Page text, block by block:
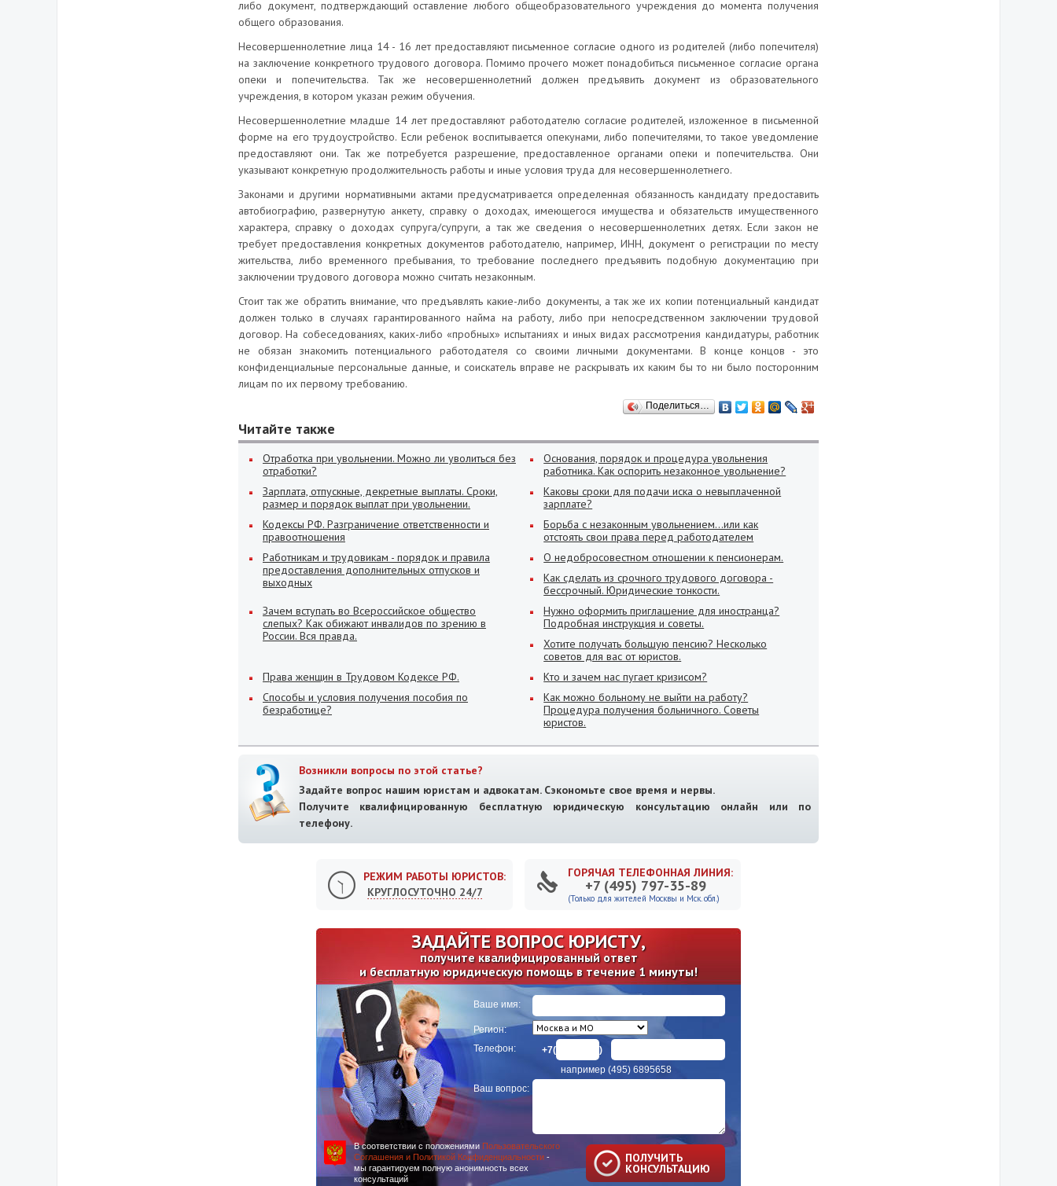
либо документ, подтверждающий оставление любого общеобразовательного учреждения до момента получения
общего образования.
Несовершеннолетние лица 14 - 16 лет предоставляют письменное согласие одного из родителей (либо попечителя)
на заключение конкретного трудового договора. Помимо прочего может понадобиться письменное согласие органа
опеки и попечительства. Так же несовершеннолетний должен предъявить документ из образовательного
учреждения, в котором указан режим обучения.
Несовершеннолетние младше 14 лет предоставляют работодателю согласие родителей, изложенное в письменной
форме на его трудоустройство. Если ребенок воспитывается опекунами, либо попечителями, то такое уведомление
предоставляют они. Так же потребуется разрешение, предоставленное органами опеки и попечительства. Они
указывают конкретную продолжительность работы и иные условия труда для несовершеннолетнего.
Законами и другими нормативными актами предусматривается определенная обязанность кандидату предоставить
автобиографию, развернутую анкету, справку о доходах, имеющегося имущества и обязательств имущественного
характера, справку о доходах супруга/супруги, а так же сведения о несовершеннолетних детях. Если закон не
требует предоставления конкретных документов работодателю, например, ИНН, документ о регистрации по месту
жительства, либо временного пребывания, то требование последнего предъявить подобную документацию при
заключении трудового договора можно считать незаконным.
Стоит так же обратить внимание, что предъявлять какие-либо документы, а так же их копии потенциальный кандидат
должен только в случаях гарантированного найма на работу, либо при непосредственном заключении трудовой
договор. На собеседованиях, каких-либо «пробных» испытаниях и иных видах рассмотрения кандидатуры, работник
не обязан знакомить потенциального работодателя со своими личными документами. В конце концов - это
конфиденциальные персональные данные, и соискатель вправе не раскрывать их каким бы то ни было посторонним
лицам по их первому требованию.
Поделиться…
Читайте также
Отработка при увольнении. Можно ли уволиться без
отработки?
Основания, порядок и процедура увольнения
работника. Как оспорить незаконное увольнение?
Зарплата, отпускные, декретные выплаты. Сроки,
размер и порядок выплат при увольнении.
Каковы сроки для подачи иска о невыплаченной
зарплате?
Кодексы РФ. Разграничение ответственности и
правоотношения
Борьба с незаконным увольнением...или как
отстоять свои права перед работодателем
Работникам и трудовикам - порядок и правила
предоставления дополнительных отпусков и
выходных
О недобросовестном отношении к пенсионерам.
Как сделать из срочного трудового договора -
бессрочный. Юридические тонкости.
Зачем вступать во Всероссийское общество
слепых? Как обижают инвалидов по зрению в
России. Вся правда.
Нужно оформить приглашение для иностранца?
Подробная инструкция и советы.
Хотите получать большую пенсию? Несколько
советов для вас от юристов.
Права женщин в Трудовом Кодексе РФ.
Кто и зачем нас пугает кризисом?
Способы и условия получения пособия по
безработице?
Как можно больному не выйти на работу?
Процедура получения больничного. Советы
юристов.
Возникли вопросы по этой статье?
Задайте вопрос нашим юристам и адвокатам. Сэкономьте свое время и нервы.
Получите квалифицированную бесплатную юридическую консультацию онлайн или по
телефону.
РЕЖИМ РАБОТЫ ЮРИСТОВ:
КРУГЛОСУТОЧНО 24/7
ГОРЯЧАЯ ТЕЛЕФОННАЯ ЛИНИЯ:
+7 (495) 797-35-89
(Только для жителей Москвы и Мск. обл.)
ЗАДАЙТЕ ВОПРОС ЮРИСТУ,
получите квалифицированный ответ
и бесплатную юридическую помощь в течение 1 минуты!
Ваше имя:
Регион:
Телефон:
+7(
)
например (495) 6895658
Ваш вопрос:
В соответствии с положениями Пользовательского
Соглашения и Политикой Конфиденциальности -
мы гарантируем полную анонимность всех
консультаций
ПОЛУЧИТЬ
КОНСУЛЬТАЦИЮ